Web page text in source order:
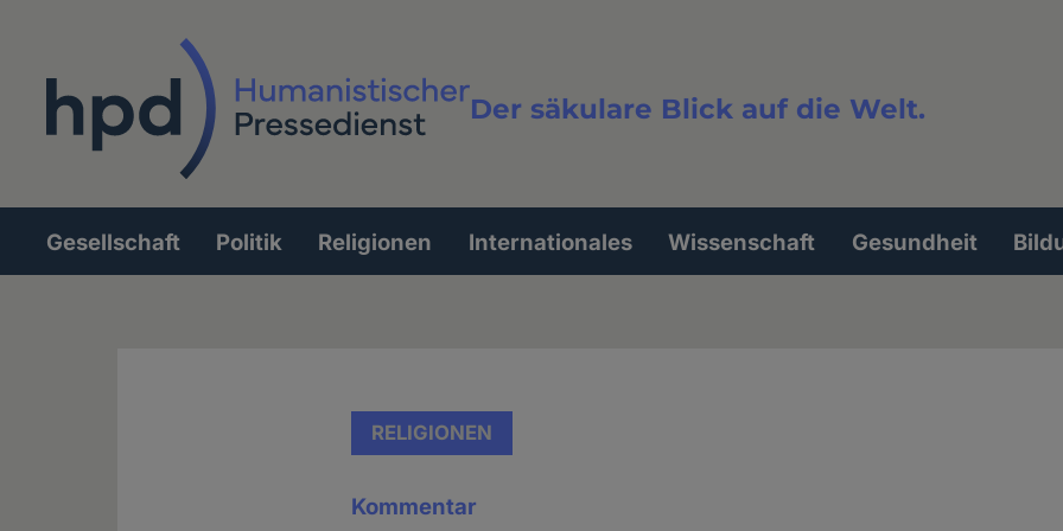
Der säkulare Blick auf die Welt.
Volltextsuche
Hauptnavigation
Gesellschaft Politik Religionen Internationales Wissenschaft Gesundheit
RELIGIONEN
Kommentar